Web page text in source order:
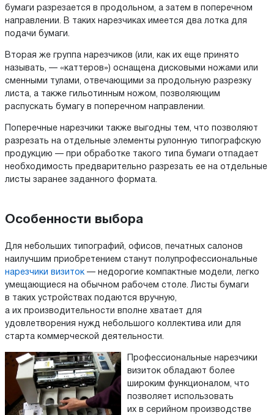
бумаги разрезается в продольном, а затем в поперечном
направлении. В таких нарезчиках имеется два лотка для
подачи бумаги.
Вторая же группа нарезчиков (или, как их еще принято
называть, — «каттеров») оснащена дисковыми ножами или
сменными тулами, отвечающими за продольную разрезку
листа, а также гильотинным ножом, позволяющим
распускать бумагу в поперечном направлении.
Поперечные нарезчики также выгодны тем, что позволяют
разрезать на отдельные элементы рулонную типографскую
продукцию — при обработке такого типа бумаги отпадает
необходимость предварительно разрезать ее на отдельные
листы заранее заданного формата.
Особенности выбора
Для небольших типографий, офисов, печатных салонов
наилучшим приобретением станут полупрофессиональные
нарезчики визиток — недорогие компактные модели, легко
умещающиеся на обычном рабочем столе. Листы бумаги
в таких устройствах подаются вручную,
а их производительности вполне хватает для
удовлетворения нужд небольшого коллектива или для
старта коммерческой деятельности.
Профессиональные нарезчики
визиток обладают более
широким функционалом, что
позволяет использовать
их в серийном производстве